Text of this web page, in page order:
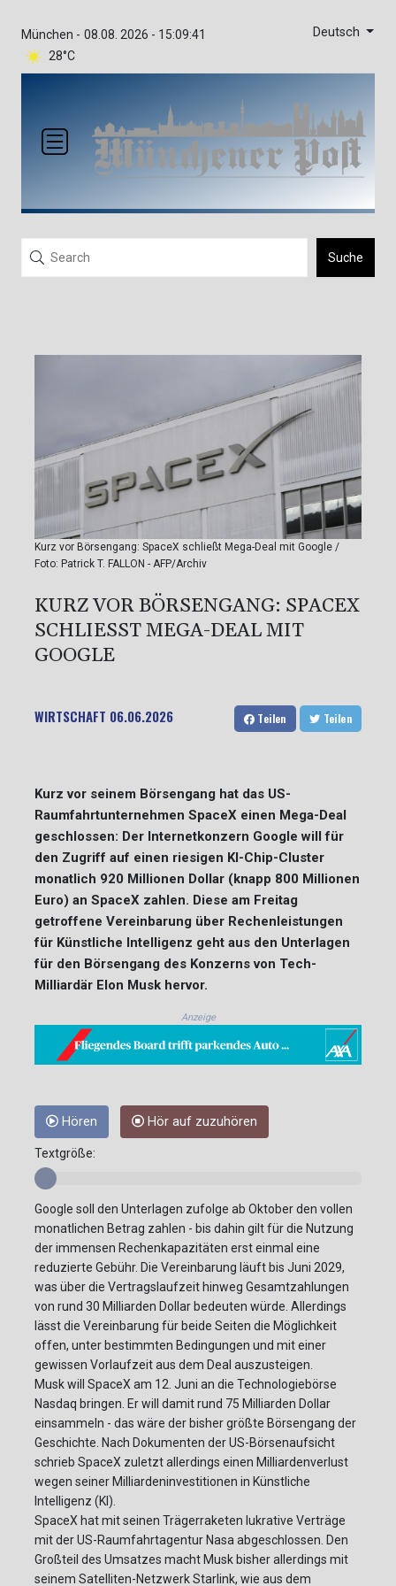
München -
28°C
08.08. 2026 - 15:09:41 Deutsch
Suche
Kurz vor Börsengang: SpaceX schließt Mega-Deal mit Google /
Foto: Patrick T. FALLON - AFP/Archiv
KURZ VOR BÖRSENGANG: SPACEX
SCHLIESST MEGA-DEAL MIT G
OOGLE
WIRTSCHAFT 06.06.2026 Teilen Teilen
Kurz vor seinem Börsengang hat das US-
Raumfahrtunternehmen SpaceX einen Mega-Deal
geschlossen: Der Internetkonzern Google will für
den Zugriff auf einen riesigen KI-Chip-Cluster
monatlich 920 Millionen Dollar (knapp 800 Millionen
Euro) an SpaceX zahlen. Diese am Freitag
getroffene Vereinbarung über Rechenleistungen
für Künstliche Intelligenz geht aus den Unterlagen
für den Börsengang des Konzerns von Tech-
Milliardär Elon Musk hervor.
Anzeige
Hören Hör auf zuzuhören
Textgröße:
Google soll den Unterlagen zufolge ab Oktober den vollen
monatlichen Betrag zahlen - bis dahin gilt für die Nutzung
der immensen Rechenkapazitäten erst einmal eine
reduzierte Gebühr. Die Vereinbarung läuft bis Juni 2029,
was über die Vertragslaufzeit hinweg Gesamtzahlungen
von rund 30 Milliarden Dollar bedeuten würde. Allerdings
lässt die Vereinbarung für beide Seiten die Möglichkeit
offen, unter bestimmten Bedingungen und mit einer
gewissen Vorlaufzeit aus dem Deal auszusteigen.
Musk will SpaceX am 12. Juni an die Technologiebörse
Nasdaq bringen. Er will damit rund 75 Milliarden Dollar
einsammeln - das wäre der bisher größte Börsengang der
Geschichte. Nach Dokumenten der US-Börsenaufsicht
schrieb SpaceX zuletzt allerdings einen Milliardenverlust
wegen seiner Milliardeninvestitionen in Künstliche
Intelligenz (KI).
SpaceX hat mit seinen Trägerraketen lukrative Verträge
mit der US-Raumfahrtagentur Nasa abgeschlossen. Den
Großteil des Umsatzes macht Musk bisher allerdings mit
seinem Satelliten-Netzwerk Starlink, wie aus dem